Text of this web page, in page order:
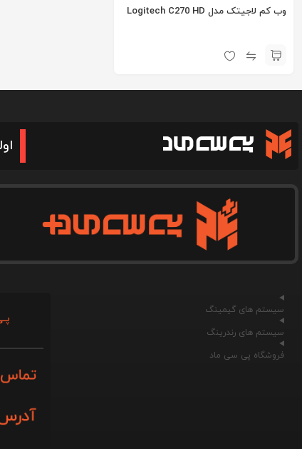
وب کم لاجیتک مدل Logitech C270 HD
سیستم های گیمینگ
سیستم های رندرینگ
فروشگاه پی سی ماد